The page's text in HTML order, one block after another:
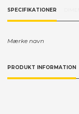
SPECIFIKATIONER
Mærke navn
PRODUKT INFORMATION